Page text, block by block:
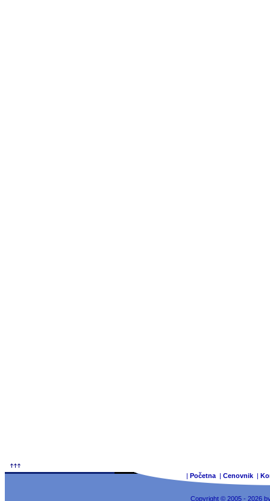
| Početna | Cenovnik |
Copyright © 2005 - 2026